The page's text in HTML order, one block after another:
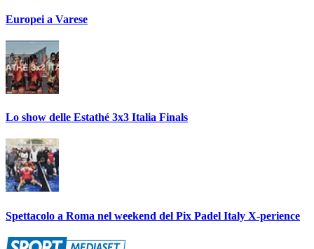
Europei a Varese
Lo show delle Estathé 3x3 Italia Finals
Spettacolo a Roma nel weekend del Pix Padel Italy X-perience